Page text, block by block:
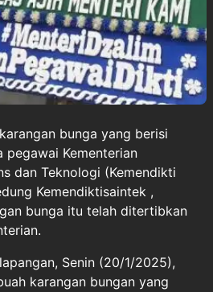
bunga yang berisi
pegawai Kementerian
dan Teknologi (Kemendikti
Kemendiktisaintek ,
bunga itu telah ditertibkan
Senin (20/1/2025),
karangan bungan yang